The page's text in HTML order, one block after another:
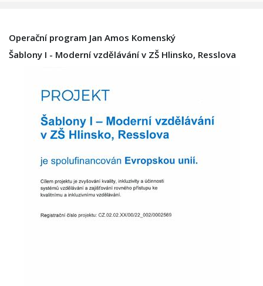
Operační program Jan Amos Komenský
Šablony I - Moderní vzdělávání v ZŠ Hlinsko, Resslova